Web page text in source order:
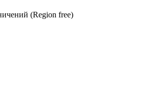
(Region free)